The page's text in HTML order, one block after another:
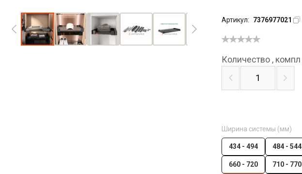
Артикул: 7376977021
Ширина системы (мм)
434 - 494 484 - 544
660 - 720 710 - 770
Количество , компл